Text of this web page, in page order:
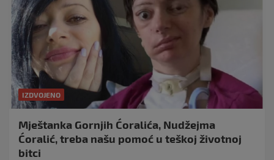
IZDVOJENO
Mještanka Gornjih Ćoralića, Nudžejma
Ćoralić, treba našu pomoć u teškoj životnoj
bitci